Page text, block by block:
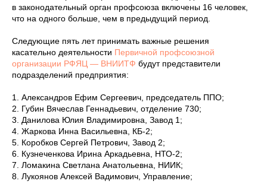
в законодательный орган профсоюза включены 16 человек,
что на одного больше, чем в предыдущий период.
Следующие пять лет принимать важные решения
касательно деятельности Первичной профсоюзной
организации РФЯЦ — ВНИИТФ будут представители
подразделений предприятия:
1. Александров Ефим Сергеевич, председатель ППО;
2. Губин Вячеслав Геннадьевич, отделение 730;
3. Данилова Юлия Владимировна, Завод 1;
4. Жаркова Инна Васильевна, КБ-2;
5. Коробков Сергей Петрович, Завод 2;
6. Кузнеченкова Ирина Аркадьевна, НТО-2;
7. Ломакина Светлана Анатольевна, НИИК;
8. Лукоянов Алексей Вадимович, Управление;